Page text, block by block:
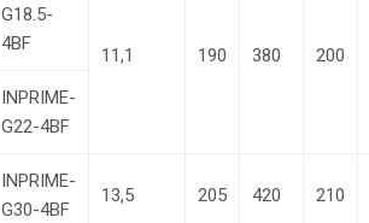
G18.5-
4BF
11,1 190 380
200
INPRIME-
G22-4BF
INPRIME-
G30-4BF
13,5 205 420 210